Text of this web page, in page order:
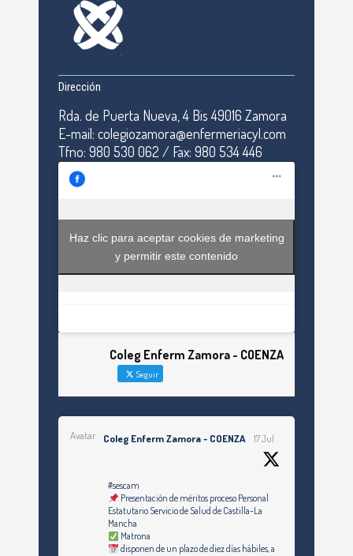
Dirección
Rda. de Puerta Nueva, 4 Bis 49016 Zamora
E-mail: colegiozamora@enfermeriacyl.com
Tfno: 980 530 062 / Fax: 980 534 446
Haz clic para aceptar cookies de marketing
y permitir este contenido
Coleg Enferm Zamora - COENZA
Seguir
Avatar Coleg Enferm Zamora - COENZA 17 Jul
#sescam
Presentación de méritos proceso Personal
Estatutario Servicio de Salud de Castilla-La
Mancha
Matrona
disponen de un plazo de diez días hábiles, a